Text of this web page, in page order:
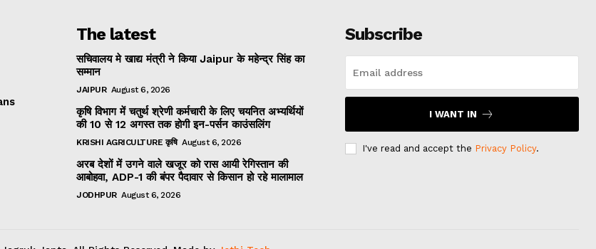
The latest
सचिवालय मे खाद्य मंत्री ने किया Jaipur के महेन्द्र सिंह का
सम्मान
JAIPUR August 6, 2026
कृषि विभाग में चतुर्थ श्रेणी कर्मचारी के लिए चयनित अभ्यर्थियों
की 10 से 12 अगस्त तक होगी इन-पर्सन काउंसलिंग
KRISHI AGRICULTURE कृषि August 6, 2026
अरब देशों में उगने वाले खजूर को रास आयी रेगिस्तान की
आबोहवा, ADP-1 की बंपर पैदावार से किसान हो रहे मालामाल
JODHPUR August 6, 2026
Subscribe
I WANT IN
I've read and accept the Privacy Policy.